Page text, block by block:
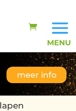
meer info